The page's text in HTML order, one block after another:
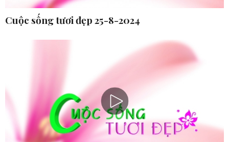
Cuộc sống tươi đẹp 25-8-2024